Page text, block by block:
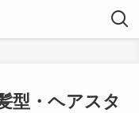
型・ヘアスタ